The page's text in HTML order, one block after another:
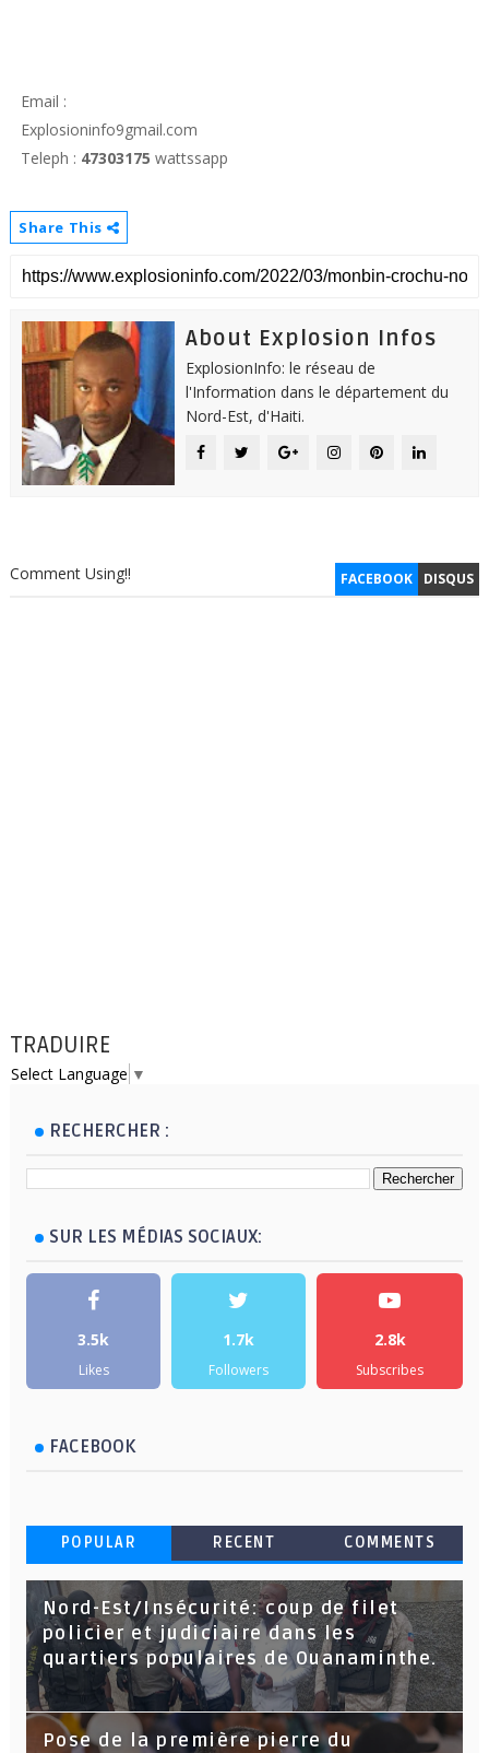
Email :
Explosioninfo9gmail.com
Teleph : 47303175 wattssapp
Share This
About Explosion Infos
ExplosionInfo: le réseau de
l'Information dans le département du
Nord-Est, d'Haiti.
FACEBOOK DISQUS
Comment Using!!
TRADUIRE
Select Language ▼
RECHERCHER :
SUR LES MÉDIAS SOCIAUX:
3.5k
Likes
1.7k
Followers
2.8k
Subscribes
FACEBOOK
POPULAR RECENT COMMENTS
Nord-Est/Insécurité: coup de filet
policier et judiciaire dans les
quartiers populaires de Ouanaminthe.
Pose de la première pierre du